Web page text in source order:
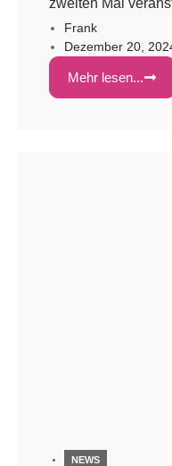
zweiten Mal
Bundesverband
am 08.06.2024
Veranstaltungsort
PFAD-Team
Frank
Dezember 20,
Mehr lesen...
NEWS